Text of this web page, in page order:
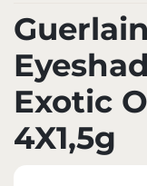
Exotic
4X1,5g
Polish zloty (PLN)